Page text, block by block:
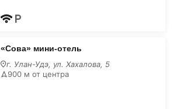
«Сова» мини-отель
г. Улан-Удэ, ул. Хахалова, 5
900 м от центра